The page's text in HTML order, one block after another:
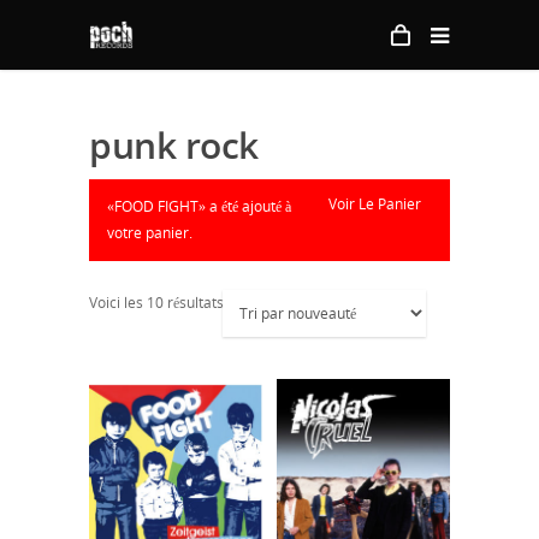
punk rock
Voir Le Panier
«FOOD FIGHT» a été ajouté à
votre panier.
Voici les 10 résultats